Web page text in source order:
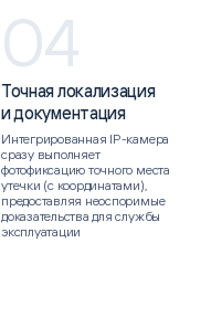
04
Точная локализация
и документация
Интегрированная IP-камера
сразу выполняет
фотофиксацию точного места
утечки (с координатами),
предоставляя неоспоримые
доказательства для службы
эксплуатации